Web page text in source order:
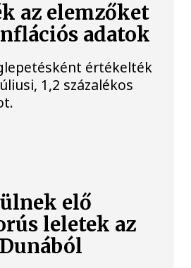
az elemzőket
adatok
értékelték
1,2 százalékos
elő
leletek az